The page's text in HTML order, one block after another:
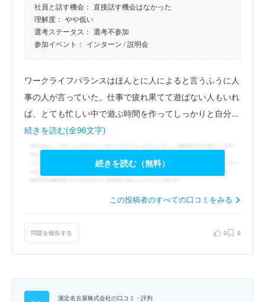
社員と話す機会： 直接話す機会はなかった
理解度： やや低い
選考ステータス： 選考不参加
参加イベント： インターン / 説明会
ワークライフバランスはほんとに人によると言うふうに人
事の人が言っていた。仕事で疲れ果てて遊ばない人もいれ
ば、とても忙しい中で遊ぶ時間を作ってしっかりと自分...
続きを読む(全96文字)
続きを読む（無料）
この投稿者のすべての口コミをみる
問題を報告する 0 0
瀧定名古屋株式会社の口コミ・評判